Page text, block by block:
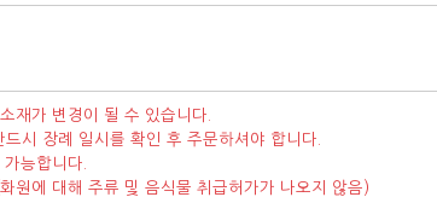
재가 변경이 될 수 있습니다.
시 장례 일시를 확인 후 주문하셔야 합니다.
능합니다.
원에 대해 주류 및 음식물 취급허가가 나오지 않음)